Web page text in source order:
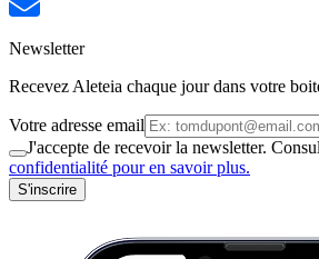
Newsletter
Recevez Aleteia chaque jour dans votre
Votre adresse email
J'accepte de recevoir la newsletter.
confidentialité pour en savoir plus.
S'inscrire